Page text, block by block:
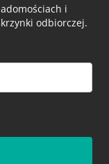
i
odbiorczej.